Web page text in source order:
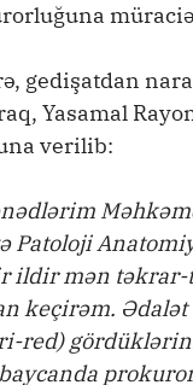
gedişatdan
Yasamal
verilib:
Patoloji
ildir mən
keçirəm. Ədalət
red) gördüklərini